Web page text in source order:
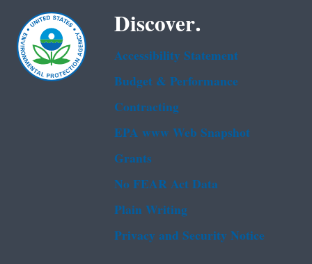
Discover.
Accessibility Statement
Budget & Performance
Contracting
EPA www Web Snapshot
Grants
No FEAR Act Data
Plain Writing
Privacy and Security Notice